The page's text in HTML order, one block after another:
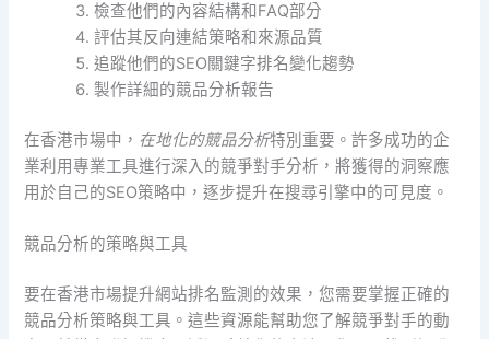
檢查他們的內容結構和FAQ部分
評估其反向連結策略和來源品質
追蹤他們的SEO關鍵字排名變化趨勢
製作詳細的競品分析報告
在香港市場中， 在地化的競品分析特別重要。許多成功的企
業利用專業工具進行深入的競爭對手分析，將獲得的洞察應
用於自己的SEO策略中，逐步提升在搜尋引擎中的可見度。
競品分析的策略與工具
要在香港市場提升網站排名監測的效果，您需要掌握正確的
競品分析策略與工具。這些資源能幫助您了解競爭對手的動